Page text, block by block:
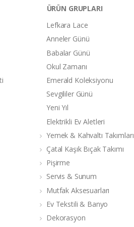
ÜRÜN GRUPLARI
Lefkara Lace
Anneler Günü
Babalar Günü
Okul Zamanı
Emerald Koleksiyonu
Sevgililer Günü
Yeni Yıl
Elektrikli Ev Aletleri
Yemek & Kahvaltı Takımları
Çatal Kaşık Bıçak Takımı
Pişirme
Servis & Sunum
Mutfak Aksesuarları
Ev Tekstili & Banyo
Dekorasyon